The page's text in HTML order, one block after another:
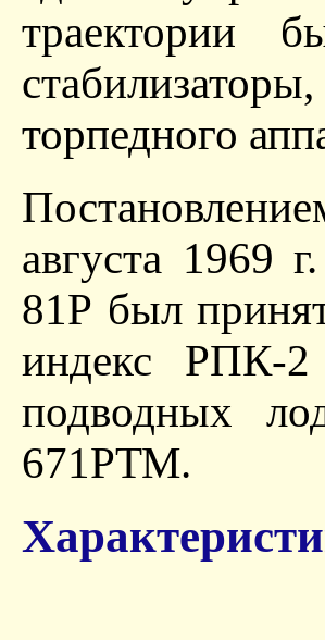
траектории
торпедного
августа 1969
81Р был
индекс РПК-
подводных
671РТМ.